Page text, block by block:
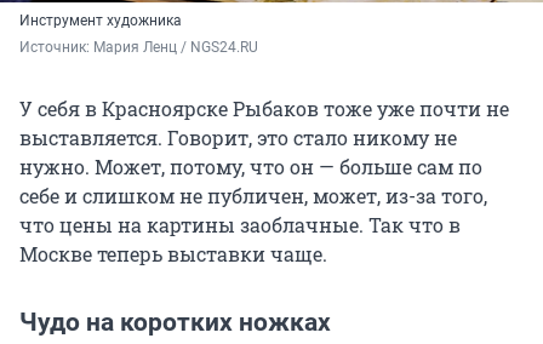
Инструмент художника
Источник: Мария Ленц / NGS24.RU
У себя в Красноярске Рыбаков тоже уже почти не
выставляется. Говорит, это стало никому не
нужно. Может, потому, что он — больше сам по
себе и слишком не публичен, может, из-за того,
что цены на картины заоблачные. Так что в
Москве теперь выставки чаще.
Чудо на коротких ножках